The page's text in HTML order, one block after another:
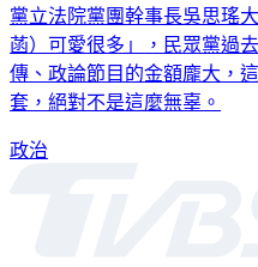
黨立法院黨團幹事長吳思瑤
菡）可愛很多」，民眾黨過
傳、政論節目的金額龐大，
套，絕對不是這麼無辜。
政治